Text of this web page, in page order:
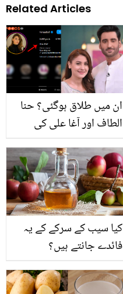
Related Articles
ان میں طلاق ہوگئی؟ حنا
الطاف اور آغا علی کی
سامنے آگئی
کیا سیب کے سرکے کے یہ
فائدے جانتے ہیں؟